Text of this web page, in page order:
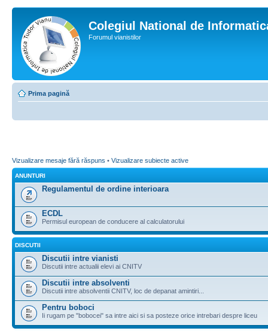
Colegiul National de
Forumul vianistilor
Prima pagină
Vizualizare mesaje fără răspuns • Vizualizare subiecte active
ANUNTURI
Regulamentul de ordine interioara
ECDL
Permisul european de conducere al calculatorului
DISCUTII
Discutii intre vianisti
Discutii intre actualii elevi ai CNITV
Discutii intre absolventi
Discutii intre absolventii CNITV, loc de depanat amintiri...
Pentru boboci
Ii rugam pe "bobocei" sa intre aici si sa posteze orice intrebari despre liceu